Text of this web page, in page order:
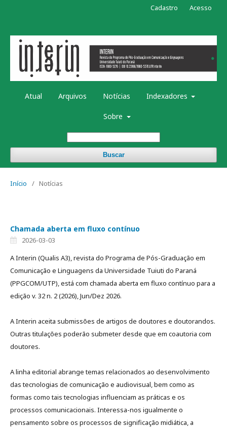
Atual Arquivos Notícias Indexadores
Sobre
Buscar
Cadastro Acesso
Início / Notícias
Chamada aberta em fluxo contínuo
2026-03-03
A Interin (Qualis A3), revista do Programa de Pós-Graduação em
Comunicação e Linguagens da Universidade Tuiuti do Paraná
(PPGCOM/UTP), está com chamada aberta em fluxo contínuo para a
edição v. 32 n. 2 (2026), Jun/Dez 2026.
A Interin aceita submissões de artigos de doutores e doutorandos.
Outras titulações poderão submeter desde que em coautoria com
doutores.
A linha editorial abrange temas relacionados ao desenvolvimento
das tecnologias de comunicação e audiovisual, bem como as
formas como tais tecnologias influenciam as práticas e os
processos comunicacionais. Interessa-nos igualmente o
pensamento sobre os processos de significação midiática, a